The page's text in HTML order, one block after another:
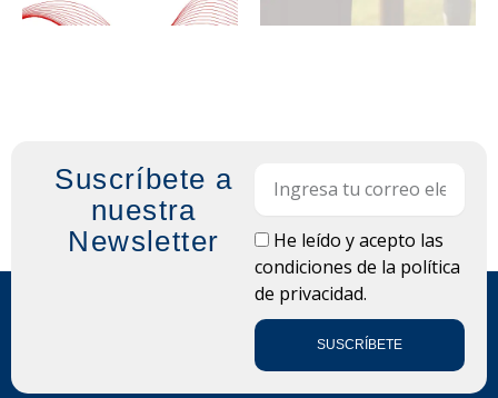
Suscríbete a
nuestra
Newsletter
LOPDHe leído y acepto las
condiciones de la política
de privacidad.
SUSCRÍBETE